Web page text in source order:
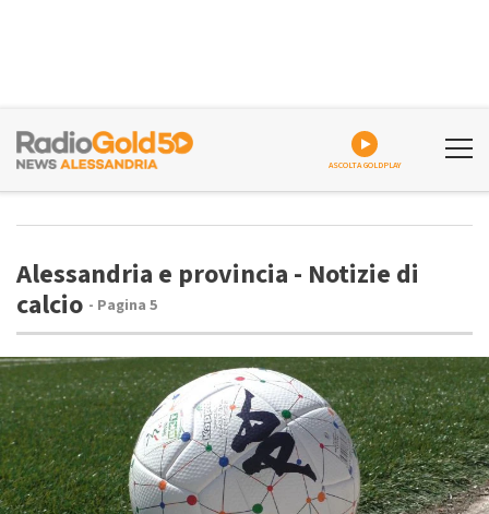
ASCOLTA GOLDPLAY
Alessandria e provincia - Notizie di
calcio - Pagina 5